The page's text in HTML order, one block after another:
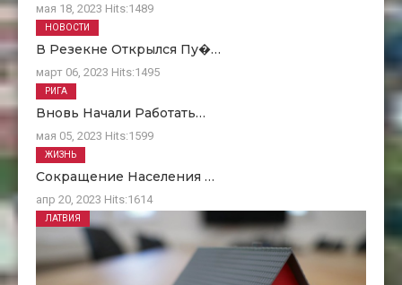
мая 18, 2023 Hits:1489
В Резекне Открылся Пу�…
март 06, 2023 Hits:1495
НОВОСТИ
Вновь Начали Работать…
мая 05, 2023 Hits:1599
РИГА
Сокращение Населения …
апр 20, 2023 Hits:1614
ЖИЗНЬ
ЛАТВИЯ